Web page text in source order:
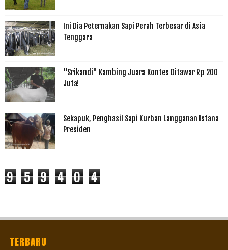
Ini Dia Peternakan Sapi Perah Terbesar di Asia
Tenggara
"Srikandi" Kambing Juara Kontes Ditawar Rp 200
Juta!
Sekapuk, Penghasil Sapi Kurban Langganan Istana
Presiden
9 5 9 4 0 4
TERBARU